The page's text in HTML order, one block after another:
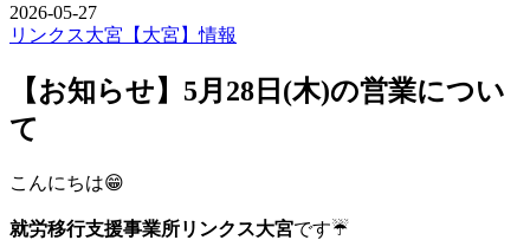
2026-05-27
リンクス大宮 【大宮】情報
【お知らせ】5月28日(木)の営業につい
て
こんにちは😁
就労移行支援事業所リンクス大宮です☔